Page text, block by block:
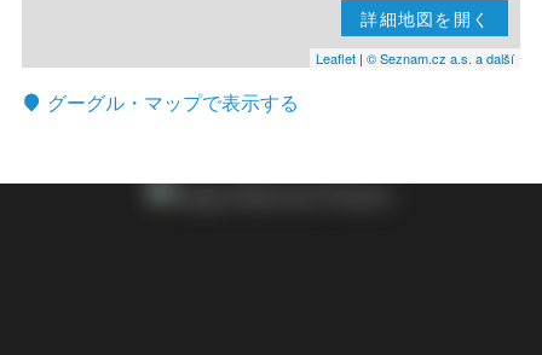
詳細地図を開く
Leaflet | © Seznam.cz a.s. a další
グーグル・マップで表示する